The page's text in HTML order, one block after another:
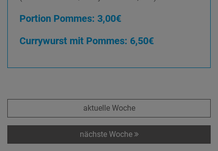
Portion Pommes: 3,00€
Currywurst mit Pommes: 6,50€
aktuelle Woche
nächste Woche